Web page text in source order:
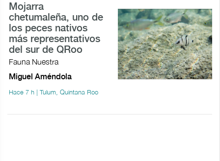
Mojarra
chetumaleña, uno de
los peces nativos
más representativos
del sur de QRoo
Fauna Nuestra
Miguel Améndola
Hace 7 h | Tulum, Quintana Roo